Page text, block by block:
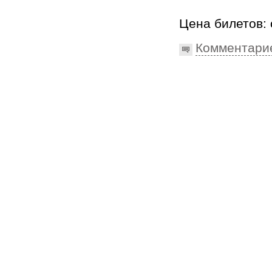
Цена билетов: